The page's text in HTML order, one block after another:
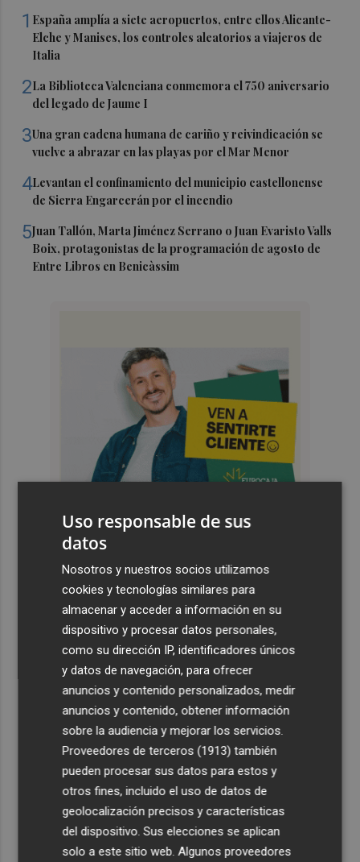
1 España amplía a siete aeropuertos, entre ellos Alicante-
Elche y Manises, los controles aleatorios a viajeros de
Italia
2La Biblioteca Valenciana conmemora el 750 aniversario
del legado de Jaume I
3Una gran cadena humana de cariño y reivindicación se
vuelve a abrazar en las playas por el Mar Menor
4Levantan el confinamiento del municipio castellonense
de Sierra Engarcerán por el incendio
5Juan Tallón, Marta Jiménez Serrano o Juan Evaristo Valls
Boix, protagonistas de la programación de agosto de
Entre Libros en Benicàssim
Uso responsable de sus
datos
Nosotros y nuestros socios utilizamos
cookies y tecnologías similares para
almacenar y acceder a información en su
dispositivo y procesar datos personales,
como su dirección IP, identificadores únicos
y datos de navegación, para ofrecer
anuncios y contenido personalizados, medir
anuncios y contenido, obtener información
sobre la audiencia y mejorar los servicios.
Proveedores de terceros (1913) también
pueden procesar sus datos para estos y
otros fines, incluido el uso de datos de
geolocalización precisos y características
del dispositivo. Sus elecciones se aplican
solo a este sitio web. Algunos proveedores